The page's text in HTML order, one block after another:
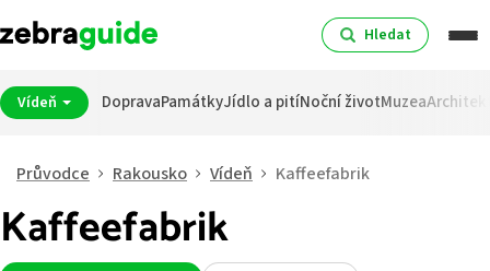
Hledat
Vídeň DopravaPamátkyJídlo a pitíNoční životMuzea
Průvodce Rakousko Vídeň Kaffeefabrik
Kaffeefabrik